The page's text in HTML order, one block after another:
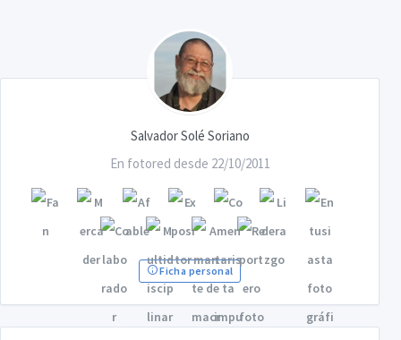
Salvador Solé Soriano
En fotored desde 22/10/2011
Ficha personal